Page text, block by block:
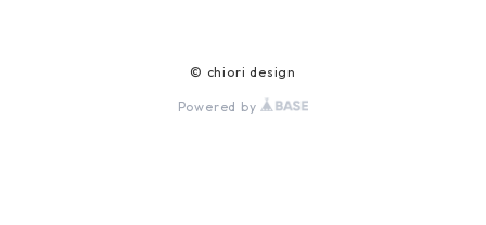
© chiori design
Powered by